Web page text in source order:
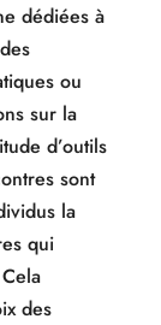
dédiées à
ou
sur la
d’outils
sont
la
qui
des